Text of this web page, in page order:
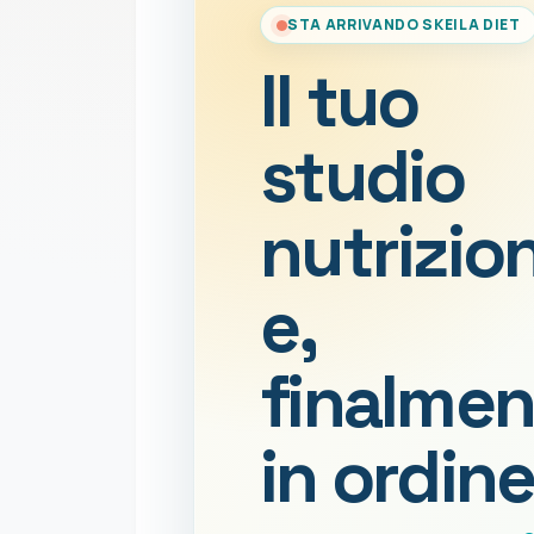
STA ARRIVANDO SKEILA DIET
Il tuo
studio
e,
in